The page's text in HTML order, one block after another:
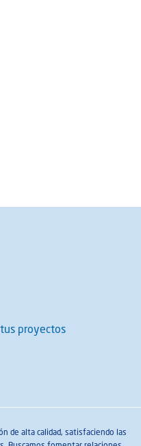
proyectos
de alta calidad, satisfaciendo las